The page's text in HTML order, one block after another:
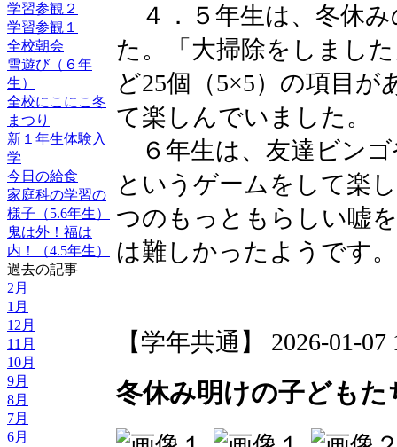
学習参観２
学習参観１
全校朝会
雪遊び（６年
生）
全校にこにこ冬
まつり
新１年生体験入
学
今日の給食
家庭科の学習の
様子（5.6年生）
鬼は外！福は
内！（4.5年生）
過去の記事
2月
1月
12月
11月
10月
9月
8月
7月
6月
４．５年生は、冬休
た。「大掃除をしまし
ど25個（5×5）の項目
て楽しんでいました。
６年生は、友達ビン
というゲームをして楽
つのもっともらしい嘘
は難しかったようです。
【学年共通】 2026-01-07
冬休み明けの子どもた